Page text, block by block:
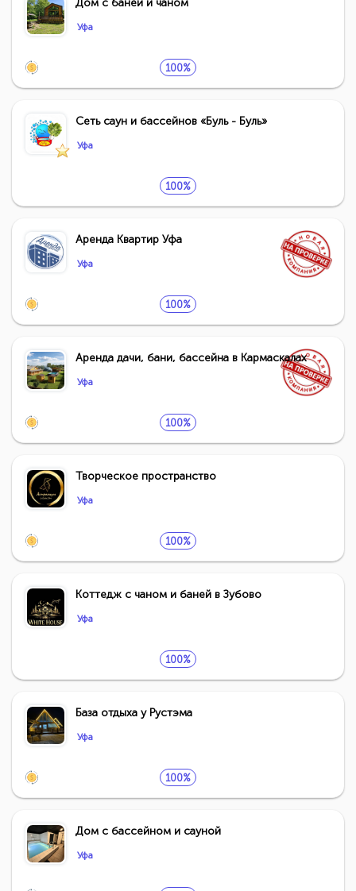
Дом с баней и чаном
Уфа
100%
Сеть саун и бассейнов «Буль - Буль»
Уфа
100%
Аренда Квартир Уфа
Уфа
100%
Аренда дачи, бани, бассейна в Кармаскалах
Уфа
100%
Творческое пространство
Уфа
100%
Коттедж с чаном и баней в Зубово
Уфа
100%
База отдыха у Рустэма
Уфа
100%
Дом с бассейном и сауной
Уфа